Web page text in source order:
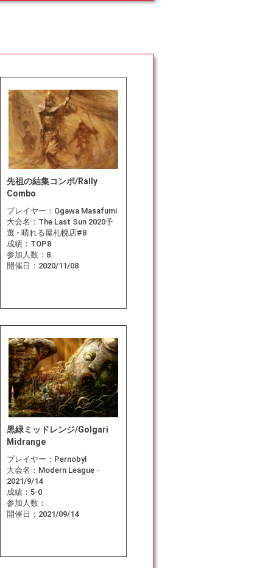
先祖の結集コンボ/Rally
Combo
プレイヤー： Ogawa Masafumi
大会名： The Last Sun 2020予
選 - 晴れる屋札幌店#8
成績： TOP8
参加人数： 8
開催日： 2020/11/08
黒緑ミッドレンジ/Golgari
Midrange
プレイヤー： Pernobyl
大会名： Modern League -
2021/9/14
成績： 5-0
参加人数：
開催日： 2021/09/14